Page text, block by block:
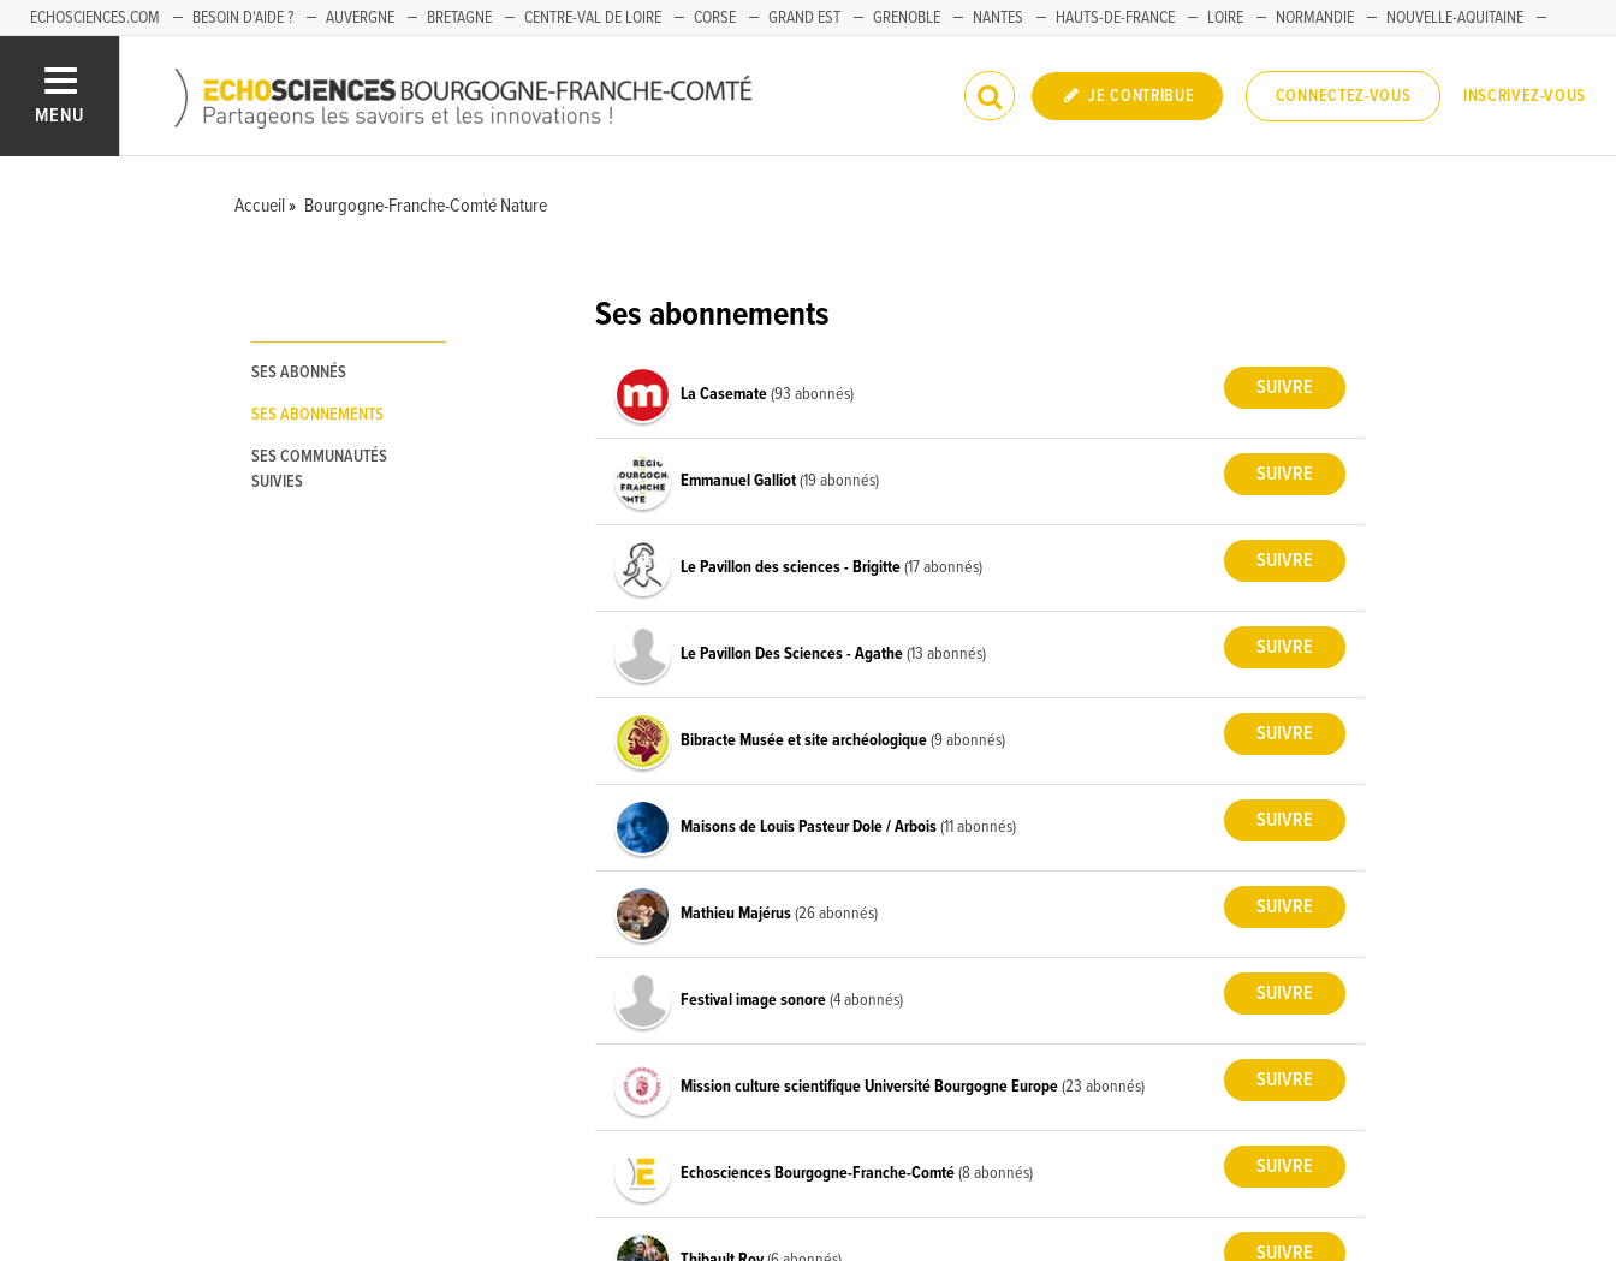
ECHOSCIENCES.COM BESOIN D'AIDE ? AUVERGNE BRETAGNE CENTRE-VAL DE LOIRE CORSE GRAND EST GRENOBLE NANTES HAUTS-DE-FRANCE LOIRE NORMANDIE
NOUVELLE-AQUITAINE
MENU
JE CONTRIBUE CONNECTEZ-VOUS INSCRIVEZ-VOUS
Accueil Bourgogne-Franche-Comté Nature
SES ABONNÉS
SES ABONNEMENTS
SES COMMUNAUTÉS
SUIVIES
Ses abonnements
La Casemate(93 abonnés)
Emmanuel Galliot(19 abonnés)
Le Pavillon des sciences - Brigitte(17 abonnés)
Le Pavillon Des Sciences - Agathe(13 abonnés)
Bibracte Musée et site archéologique(9 abonnés)
Maisons de Louis Pasteur Dole / Arbois(11 abonnés)
Mathieu Majérus(26 abonnés)
Festival image sonore(4 abonnés)
Mission culture scientifique Université Bourgogne Europe(23 abonnés)
Echosciences Bourgogne-Franche-Comté(8 abonnés)